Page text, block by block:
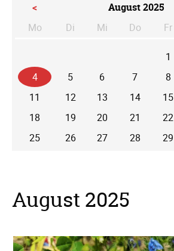
< August 2025
Mo
Di enstag
Mi ttwoch
Do nnerstag
Fr
1
4
5 6 7 8
11
12 13 14 15
18
19 20 21 22
25
26 27 28 29
August 2025